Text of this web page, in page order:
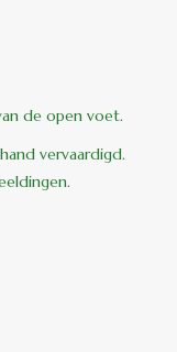
de open voet.
vervaardigd.